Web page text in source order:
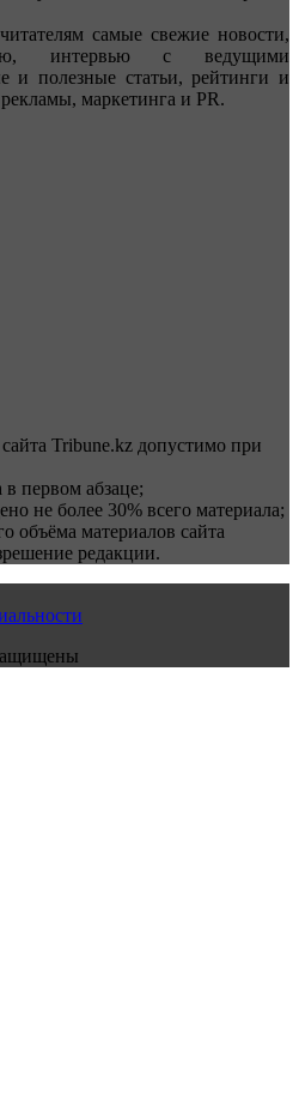
самые свежие новости,
интервью с ведущими
и полезные статьи, рейтинги и
маркетинга и PR.
Tribune.kz допустимо при
первом абзаце;
не более 30% всего материала;
материалов сайта
редакции.